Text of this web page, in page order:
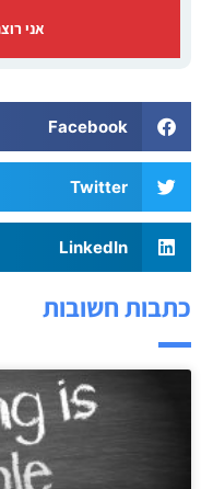
אני
Facebook
Twitter
LinkedIn
כתבות חשובות